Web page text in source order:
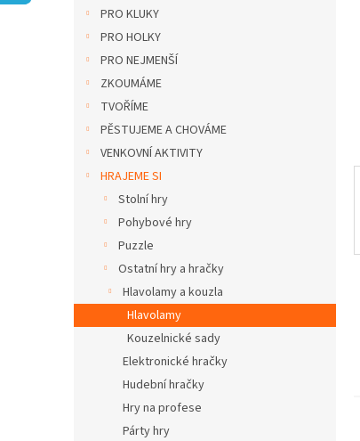
PRO KLUKY
PRO HOLKY
PRO NEJMENŠÍ
ZKOUMÁME
TVOŘÍME
PĚSTUJEME A CHOVÁME
VENKOVNÍ AKTIVITY
HRAJEME SI
Stolní hry
Pohybové hry
Puzzle
Ostatní hry a hračky
Hlavolamy a kouzla
Hlavolamy
Kouzelnické sady
Elektronické hračky
Hudební hračky
Hry na profese
Párty hry